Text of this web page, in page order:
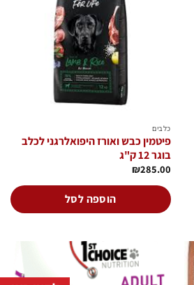
כלבים
פיטמין כבש ואורז היפואלרגני לכלב
בוגר 12 ק"ג
₪285.00
הוספה לסל